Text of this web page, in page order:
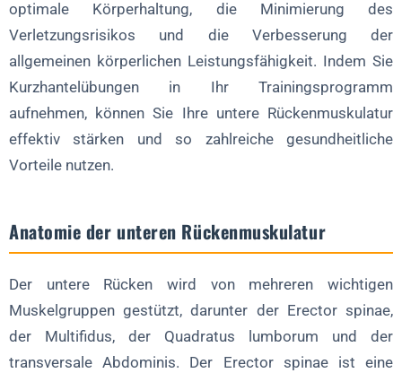
7. Kurzhantel-Step-Ups mit Knieschub
8. Kurzhantel Rückenverlängerung
10. Gewichtete Planke
Technik und Form
Muster-Trainingsplan
Sicherheitsvorkehrungen
Schlussfolgerung
optimale Körperhaltung, die Minimierung des
Verletzungsrisikos und die Verbesserung der
allgemeinen körperlichen Leistungsfähigkeit. Indem Sie
Kurzhantelübungen in Ihr Trainingsprogramm
aufnehmen, können Sie Ihre untere Rückenmuskulatur
effektiv stärken und so zahlreiche gesundheitliche
Vorteile nutzen.
Anatomie der unteren Rückenmuskulatur
Der untere Rücken wird von mehreren wichtigen
Muskelgruppen gestützt, darunter der Erector spinae,
der Multifidus, der Quadratus lumborum und der
transversale Abdominis. Der Erector spinae ist eine